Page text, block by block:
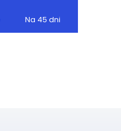
Na 45 dni